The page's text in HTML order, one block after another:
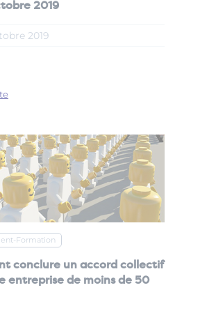
2019
2019
Formation
conclure un accord collectif
entreprise de moins de 50